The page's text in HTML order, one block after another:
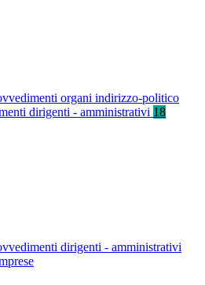
organi indirizzo-politico
dirigenti - amministrativi 18
dirigenti - amministrativi